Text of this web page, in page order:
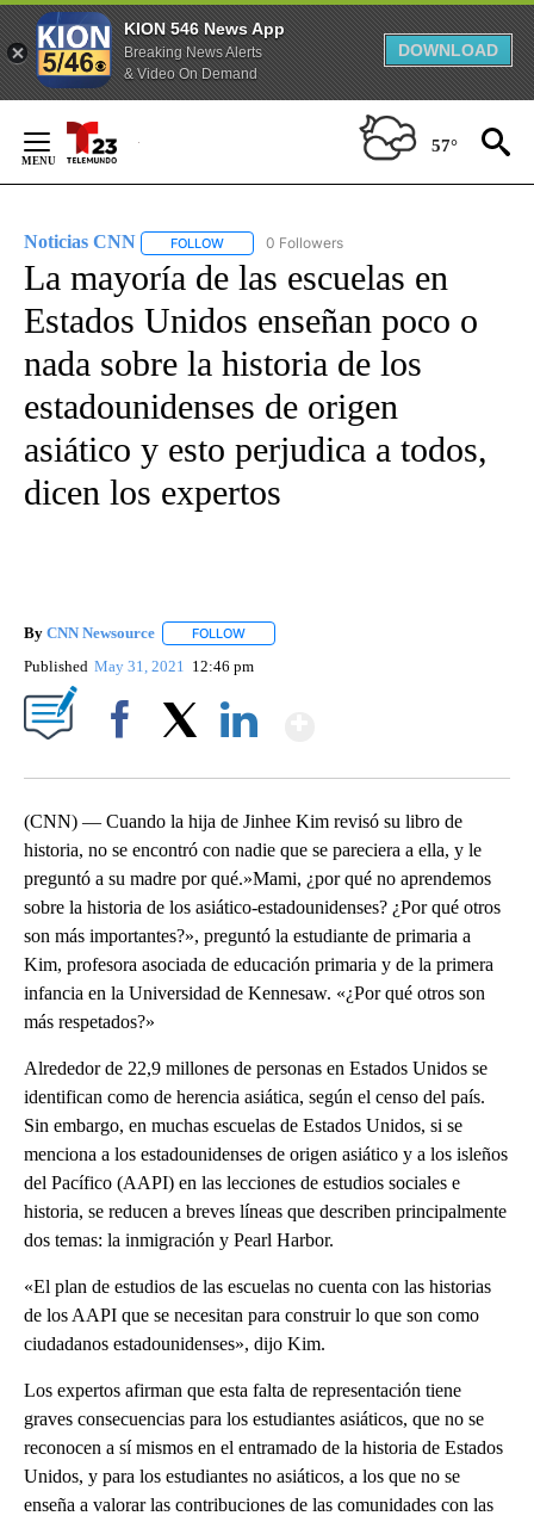
KION 546 News App
Breaking News Alerts
& Video On Demand
DOWNLOAD
Content
57°
Noticias CNN FOLLOW FOLLOW "NOTICIAS CNN" TO RECEIVE
0 Followers
La mayoría de las escuelas en
Estados Unidos enseñan poco o
nada sobre la historia de los
estadounidenses de origen
asiático y esto perjudica a todos,
dicen los expertos
By CNN Newsource FOLLOW
Published May 31, 2021 12:46 pm
(CNN) — Cuando la hija de Jinhee Kim revisó su libro de
historia, no se encontró con nadie que se pareciera a ella, y le
preguntó a su madre por qué.»Mami, ¿por qué no aprendemos
sobre la historia de los asiático-estadounidenses? ¿Por qué otros
son más importantes?», preguntó la estudiante de primaria a
Kim, profesora asociada de educación primaria y de la primera
infancia en la Universidad de Kennesaw. «¿Por qué otros son
más respetados?»
Alrededor de 22,9 millones de personas en Estados Unidos se
identifican como de herencia asiática, según el censo del país.
Sin embargo, en muchas escuelas de Estados Unidos, si se
menciona a los estadounidenses de origen asiático y a los isleños
del Pacífico (AAPI) en las lecciones de estudios sociales e
historia, se reducen a breves líneas que describen principalmente
dos temas: la inmigración y Pearl Harbor.
«El plan de estudios de las escuelas no cuenta con las historias
de los AAPI que se necesitan para construir lo que son como
ciudadanos estadounidenses», dijo Kim.
Los expertos afirman que esta falta de representación tiene
graves consecuencias para los estudiantes asiáticos, que no se
reconocen a sí mismos en el entramado de la historia de Estados
Unidos, y para los estudiantes no asiáticos, a los que no se
enseña a valorar las contribuciones de las comunidades con las